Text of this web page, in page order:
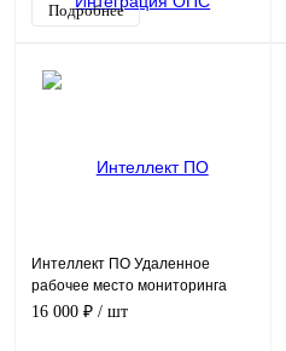
Подробнее
Интеллект ПО Удаленное
рабочее место мониторинга
(УРММ) Программное
16 000 ₽ / шт